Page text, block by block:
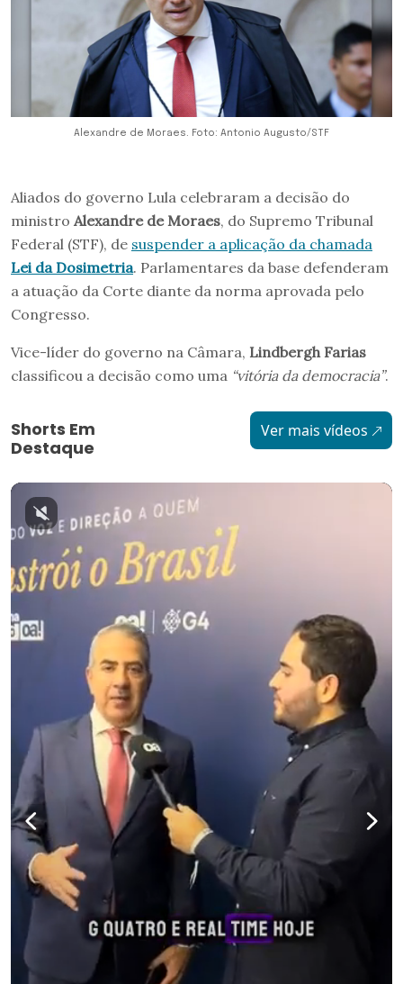
Alexandre de Moraes. Foto: Antonio Augusto/STF
Aliados do governo Lula celebraram a decisão do
ministro Alexandre de Moraes, do Supremo Tribunal
Federal (STF), de suspender a aplicação da chamada
Lei da Dosimetria. Parlamentares da base defenderam
a atuação da Corte diante da norma aprovada pelo
Congresso.
Vice-líder do governo na Câmara, Lindbergh Farias
classificou a decisão como uma “vitória da democracia”.
Shorts Em
Destaque
Ver mais vídeos